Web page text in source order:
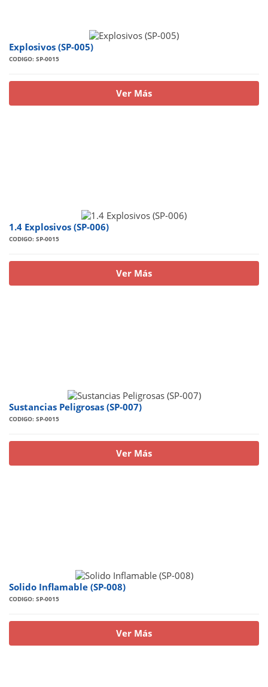
Explosivos (SP-005)
CODIGO: SP-0015
Ver Más
1.4 Explosivos (SP-006)
CODIGO: SP-0015
Ver Más
Sustancias Peligrosas (SP-007)
CODIGO: SP-0015
Ver Más
Solido Inflamable (SP-008)
CODIGO: SP-0015
Ver Más